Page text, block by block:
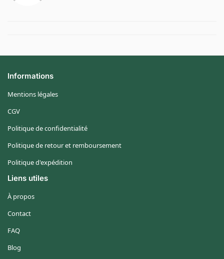
Informations
Mentions légales
CGV
Politique de confidentialité
Politique de retour et remboursement
Politique d'expédition
Liens utiles
À propos
Contact
FAQ
Blog